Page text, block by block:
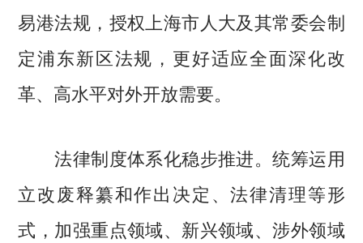
易港法规，授权上海市人大及其常委会制
定浦东新区法规，更好适应全面深化改
革、高水平对外开放需要。
法律制度体系化稳步推进。统筹运用
立改废释纂和作出决定、法律清理等形
式，加强重点领域、新兴领域、涉外领域